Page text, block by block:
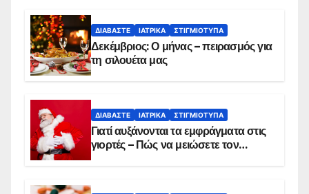
ΔΙΑΒΆΣΤΕ ΙΑΤΡΙΚΆ ΣΤΙΓΜΙΌΤΥΠΑ
Δεκέμβριος: Ο μήνας – πειρασμός για
τη σιλουέτα μας
ΔΙΑΒΆΣΤΕ ΙΑΤΡΙΚΆ ΣΤΙΓΜΙΌΤΥΠΑ
Γιατί αυξάνονται τα εμφράγματα στις
γιορτές – Πώς να μειώσετε τον